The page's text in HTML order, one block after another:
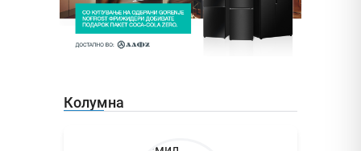
Колумна